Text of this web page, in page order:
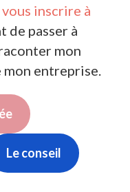
vous inscrire à
de passer à
mon
mon entreprise.
Le conseil